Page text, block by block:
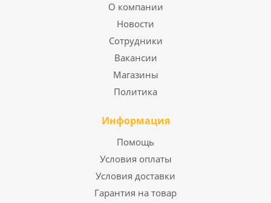
О компании
Новости
Сотрудники
Вакансии
Магазины
Политика
Информация
Помощь
Условия оплаты
Условия доставки
Гарантия на товар